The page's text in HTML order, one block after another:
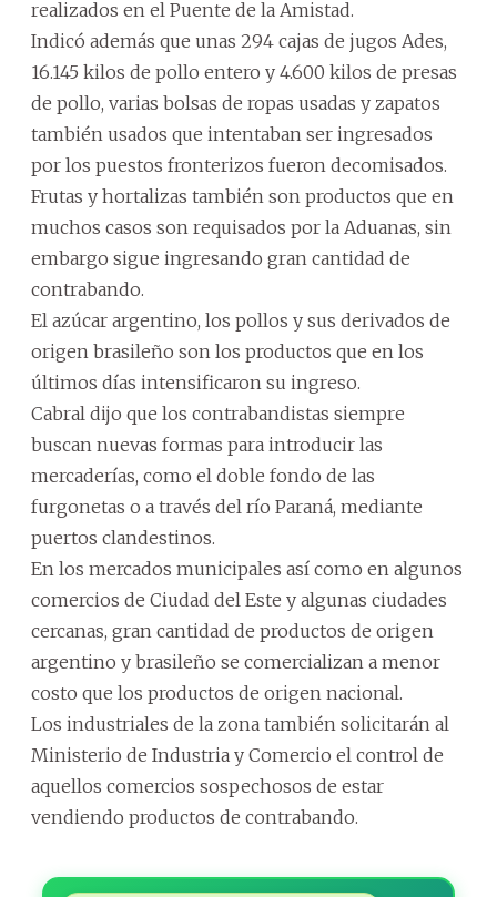
realizados en el Puente de la Amistad.
Indicó además que unas 294 cajas de jugos Ades,
16.145 kilos de pollo entero y 4.600 kilos de presas
de pollo, varias bolsas de ropas usadas y zapatos
también usados que intentaban ser ingresados
por los puestos fronterizos fueron decomisados.
Frutas y hortalizas también son productos que en
muchos casos son requisados por la Aduanas, sin
embargo sigue ingresando gran cantidad de
contrabando.
El azúcar argentino, los pollos y sus derivados de
origen brasileño son los productos que en los
últimos días intensificaron su ingreso.
Cabral dijo que los contrabandistas siempre
buscan nuevas formas para introducir las
mercaderías, como el doble fondo de las
furgonetas o a través del río Paraná, mediante
puertos clandestinos.
En los mercados municipales así como en algunos
comercios de Ciudad del Este y algunas ciudades
cercanas, gran cantidad de productos de origen
argentino y brasileño se comercializan a menor
costo que los productos de origen nacional.
Los industriales de la zona también solicitarán al
Ministerio de Industria y Comercio el control de
aquellos comercios sospechosos de estar
vendiendo productos de contrabando.